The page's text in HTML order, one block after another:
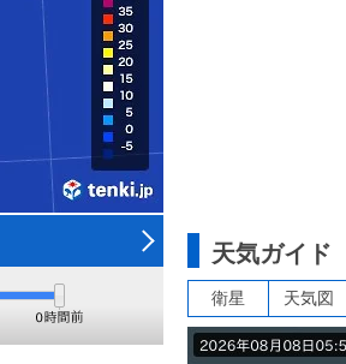
天気ガイド
衛星 天気図